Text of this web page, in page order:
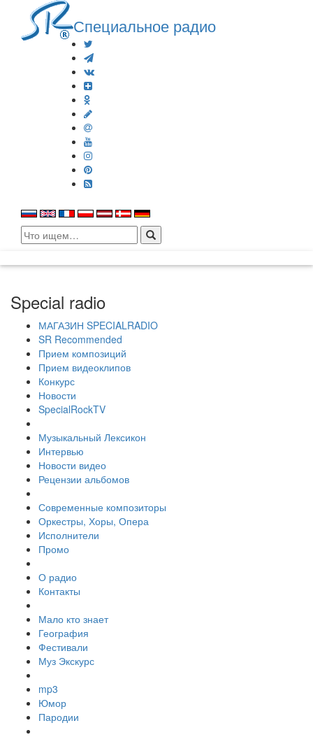
Специальное радио
Search
for:
Special radio
МАГАЗИН SPECIALRADIO
SR Recommended
Прием композиций
Прием видеоклипов
Конкурс
Новости
SpecialRockTV
Музыкальный Лексикон
Интервью
Новости видео
Рецензии альбомов
Современные композиторы
Оркестры, Хоры, Опера
Исполнители
Промо
О радио
Контакты
Мало кто знает
География
Фестивали
Муз Экскурс
mp3
Юмор
Пародии